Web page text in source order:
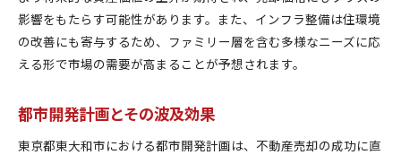
影響をもたらす可能性があります。また、インフラ整備は住環境
の改善にも寄与するため、ファミリー層を含む多様なニーズに応
える形で市場の需要が高まることが予想されます。
都市開発計画とその波及効果
東京都東大和市における都市開発計画は、不動産売却の成功に直